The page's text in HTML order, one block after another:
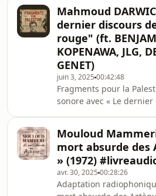
littéraire es
dans la négation
nom revient à porter
un double maléfique, un
soi qui ne cesse de
mort de sa mort, si l’on
l’on peut dire aussi, les
sont,
compagnon
Mahmoud
dernier discours
rouge" (ft.
KOPENAWA, JLG,
GENET)
juin 3, 2025 00:42:48
Fragments pour la
sonore avec « Le
W. Benjamin, D.
L. Godard, G. Deleuze,
bonus de l’Atelier. 00:17 :
Darwich, Le dernier
l’homme rouge (trad.
Mouloud
mort absurde des
» (1972)
avr. 30, 2025 00:28:26
Adaptation